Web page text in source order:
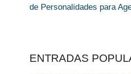
de Personalidades para
ENTRADAS